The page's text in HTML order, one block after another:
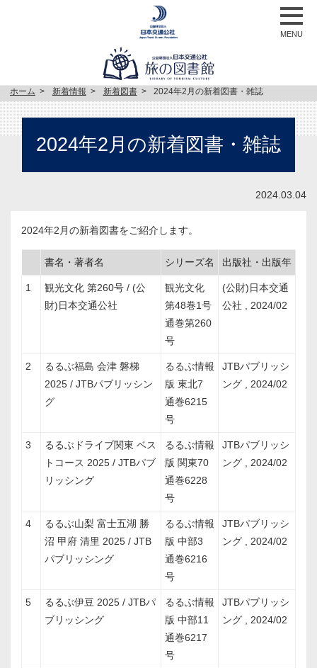
MENU
ホーム 新着情報 新着図書 2024年2月の新着図書・雑誌
2024年2月の新着図書・雑誌
2024.03.04
2024年2月の新着図書をご紹介します。
書名・著者名 シリーズ名 出版社・出版年
1
観光文化 第260号 / (公
財)日本交通公社
観光文化
第48巻1号
通巻第260
号
(公財)日本交通
公社 , 2024/02
2
るるぶ福島 会津 磐梯
2025 / JTBパブリッシン
グ
るるぶ情報
版 東北7
通巻6215
号
JTBパブリッシ
ング , 2024/02
3
るるぶドライブ関東 ベス
トコース 2025 / JTBパブ
リッシング
るるぶ情報
版 関東70
通巻6228
号
JTBパブリッシ
ング , 2024/02
4
るるぶ山梨 富士五湖 勝
沼 甲府 清里 2025 / JTB
パブリッシング
るるぶ情報
版 中部3
通巻6216
号
JTBパブリッシ
ング , 2024/02
5
るるぶ伊豆 2025 / JTBパ
ブリッシング
るるぶ情報
版 中部11
通巻6217
号
JTBパブリッシ
ング , 2024/02